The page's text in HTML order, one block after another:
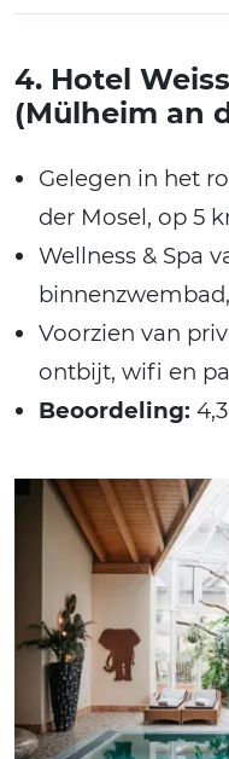
4. Hotel
(Mülheim an
Gelegen in het
der Mosel, op 5
Wellness & Spa
Voorzien van
ontbijt, wifi en
Beoordeling: